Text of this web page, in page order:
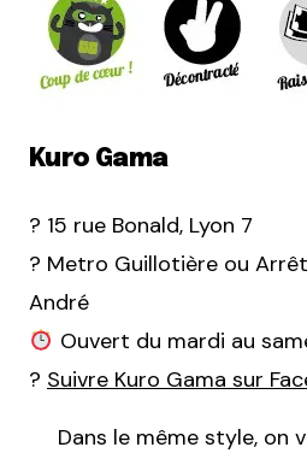
Kuro Gama
? 15 rue Bonald, Lyon 7
? Metro Guillotière ou
André
Ouvert du mardi au
? Suivre Kuro Gama sur
Dans le même style, on